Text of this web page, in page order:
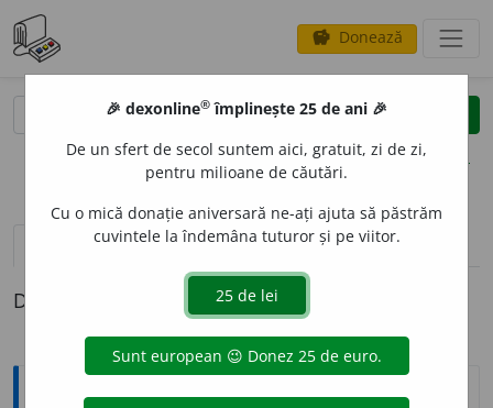
savings Donează
clear
opțiuni
definiții (1)
Definiția cu ID-ul 828956:
Explicative DEX
🎉 dexonline® împlinește 25 de ani 🎉
De un sfert de secol suntem aici, gratuit, zi de zi,
pentru milioane de căutări.
Cu o mică donație aniversară ne-ați ajuta să păstrăm
cuvintele la îndemâna tuturor și pe viitor.